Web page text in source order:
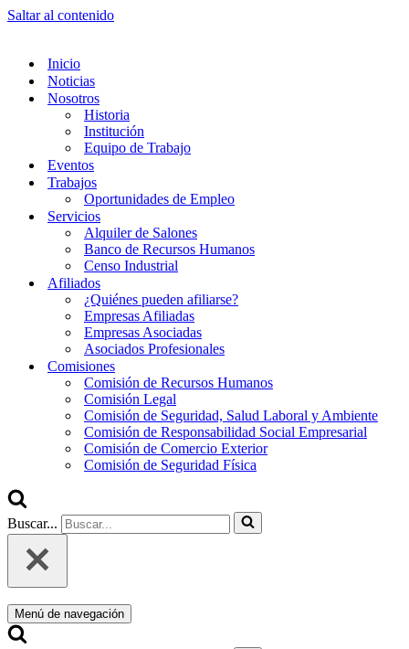
Saltar al contenido
Inicio
Noticias
Nosotros
Historia
Institución
Equipo de Trabajo
Eventos
Trabajos
Oportunidades de Empleo
Servicios
Alquiler de Salones
Banco de Recursos Humanos
Censo Industrial
Afiliados
¿Quiénes pueden afiliarse?
Empresas Afiliadas
Empresas Asociadas
Asociados Profesionales
Comisiones
Comisión de Recursos Humanos
Comisión Legal
Comisión de Seguridad, Salud Laboral y Ambiente
Comisión de Responsabilidad Social Empresarial
Comisión de Comercio Exterior
Comisión de Seguridad Física
Buscar...
Menú de navegación